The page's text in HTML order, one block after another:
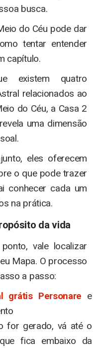
busca.
do Céu pode dar
tentar entender
capítulo.
existem quatro
relacionados ao
do Céu, a Casa 2
uma dimensão
eles oferecem
o que pode trazer
conhecer cada um
na prática.
da vida
vale localizar
Mapa. O processo
a passo:
grátis Personare e
for gerado, vá até o
fica embaixo da